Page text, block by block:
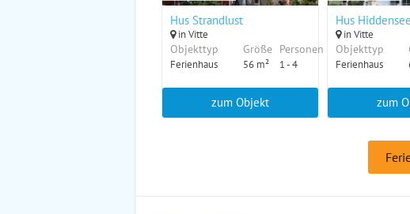
Hus Strandlust
in Vitte
Objekttyp
Ferienhaus
Größe
56 m²
Personen
1 - 4
zum Objekt
Hus Hiddensee
in Vitte
Objekttyp
Ferienhaus
zum